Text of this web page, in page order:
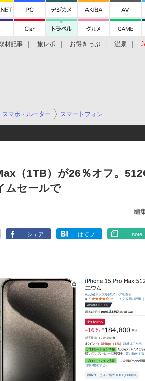
材記事 旅レポ お得きっぷ 温泉
スマホ・ルーター スマートフォン
（1TB）が26％オフ。
ムセールで
編
シェア はてブ note